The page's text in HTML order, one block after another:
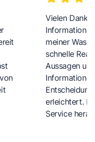
Vielen Dank
meiner
schnelle
Aussagen
erleichtert.
Service